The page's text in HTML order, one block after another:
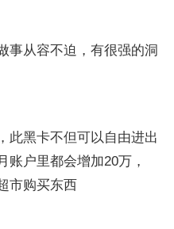
事从容不迫，有很强的洞
此黑卡不但可以自由进出
账户里都会增加20万，
市购买东西